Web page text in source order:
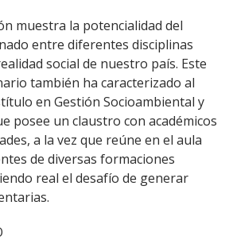
muestra la potencialidad del
entre diferentes disciplinas
social de nuestro país. Este
también ha caracterizado al
en Gestión Socioambiental y
posee un claustro con académicos
a la vez que reúne en el aula
de diversas formaciones
real el desafío de generar